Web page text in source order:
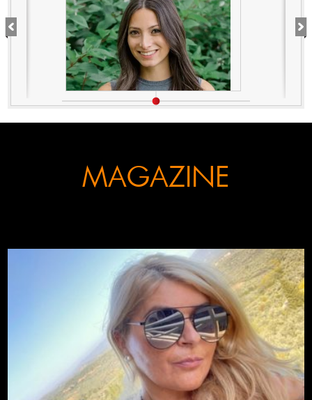
πλουτίζει πουλώντας ελιές
από τη Καλαμάτα
MAGAZINE